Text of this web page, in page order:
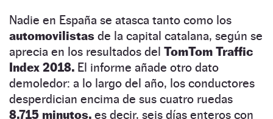
Nadie en España se atasca tanto como los
automovilistas de la capital catalana, según se
aprecia en los resultados del TomTom Traffic
Index 2018. El informe añade otro dato
demoledor: a lo largo del año, los conductores
desperdician encima de sus cuatro ruedas
8.715 minutos, es decir, seis días enteros con